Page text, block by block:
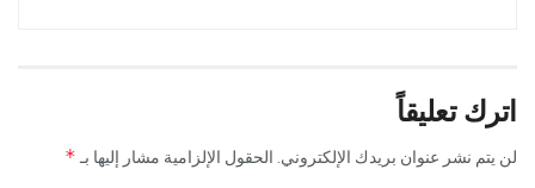
اترك تعليقاً
لن يتم نشر عنوان بريدك الإلكتروني. الحقول الإلزامية مشار إليها بـ *